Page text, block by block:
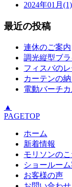
2024年01月(1)
最近の投稿
連休のご案内
調光縦型ブ
フィスバの
カーテンの
電動バーチ
▲
PAGETOP
ホーム
新着情報
モリソンのこ
ショールー
お客様の声